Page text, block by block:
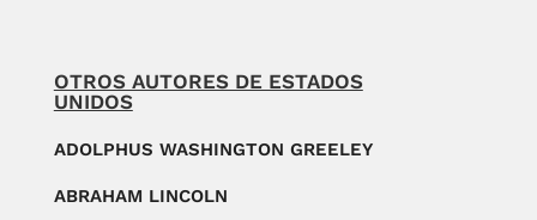
OTROS AUTORES DE ESTADOS
UNIDOS
ADOLPHUS WASHINGTON GREELEY
ABRAHAM LINCOLN